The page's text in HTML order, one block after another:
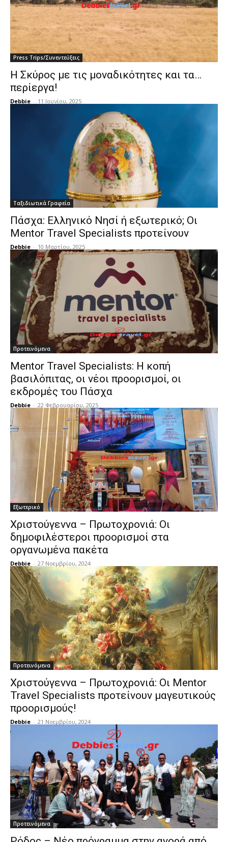
Press Trips/Συνεντεύξεις
Η Σκύρος με τις μοναδικότητες και τα…
περίεργα!
Debbie - 11 Ιουνίου, 2025
Ταξιδιωτικά Γραφεία
Πάσχα: Ελληνικό Νησί ή εξωτερικό; Οι
Mentor Travel Specialists προτείνουν
Debbie - 10 Μαρτίου, 2025
Προτεινόμενα
Mentor Travel Specialists: Η κοπή
βασιλόπιτας, οι νέοι προορισμοί, οι
εκδρομές του Πάσχα
Debbie - 22 Φεβρουαρίου, 2025
Εξωτερικό
Χριστούγεννα – Πρωτοχρονιά: Οι
δημοφιλέστεροι προορισμοί στα
οργανωμένα πακέτα
Debbie - 27 Νοεμβρίου, 2024
Προτεινόμενα
Χριστούγεννα – Πρωτοχρονιά: Οι Mentor
Travel Specialists προτείνουν μαγευτικούς
προορισμούς!
Debbie - 21 Νοεμβρίου, 2024
Προτεινόμενα